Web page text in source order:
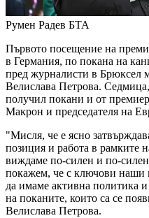
Румен Радев БТА
Първото посещение на
в Германия, по покана на
пред журналисти в Брюксел
Велислава Петрова.
получил покани и от
Макрон и председателя на
"Мисля, че е ясно
позиция и работа в рамките
виждаме по-силен и по-
покажем, че с ключови наши
да имаме активна политика
на поканите, които са се
Велислава Петрова.